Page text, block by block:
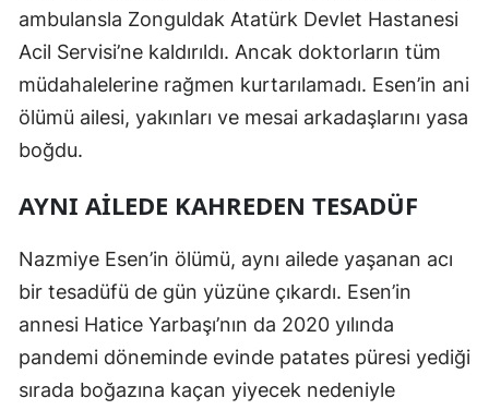
ambulansla Zonguldak Atatürk Devlet Hastanesi
Acil Servisi’ne kaldırıldı. Ancak doktorların tüm
müdahalelerine rağmen kurtarılamadı. Esen’in ani
ölümü ailesi, yakınları ve mesai arkadaşlarını yasa
boğdu.
AYNI AİLEDE KAHREDEN TESADÜF
Nazmiye Esen’in ölümü, aynı ailede yaşanan acı
bir tesadüfü de gün yüzüne çıkardı. Esen’in
annesi Hatice Yarbaşı’nın da 2020 yılında
pandemi döneminde evinde patates püresi yediği
sırada boğazına kaçan yiyecek nedeniyle